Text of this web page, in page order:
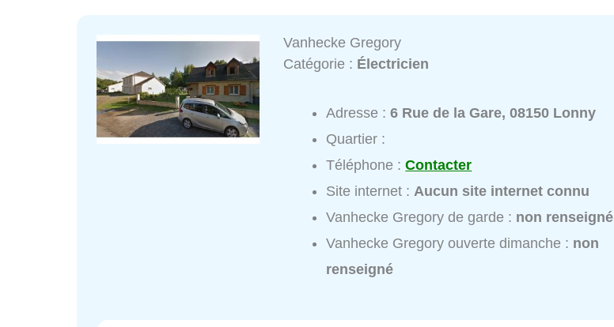
Vanhecke Gregory
Catégorie : Électricien
Adresse :6 Rue de la Gare, 08150 Lonny
Quartier :
Téléphone :Contacter
Site internet : Aucun site internet connu
Vanhecke Gregory de garde : non renseigné
Vanhecke Gregory ouverte dimanche : non
renseigné